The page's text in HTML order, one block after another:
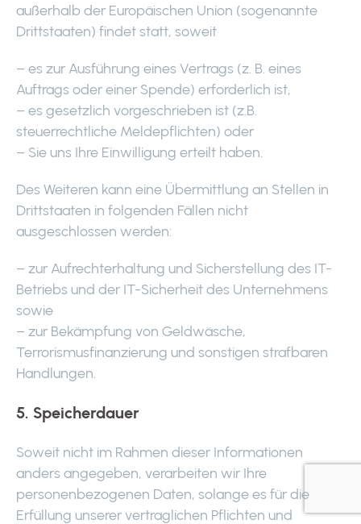
außerhalb der Europäischen Union (sogenannte
Drittstaaten) findet statt, soweit
– es zur Ausführung eines Vertrags (z. B. eines
Auftrags oder einer Spende) erforderlich ist,
– es gesetzlich vorgeschrieben ist (z.B.
steuerrechtliche Meldepflichten) oder
– Sie uns Ihre Einwilligung erteilt haben.
Des Weiteren kann eine Übermittlung an Stellen in
Drittstaaten in folgenden Fällen nicht
ausgeschlossen werden:
– zur Aufrechterhaltung und Sicherstellung des IT-
Betriebs und der IT-Sicherheit des Unternehmens
sowie
– zur Bekämpfung von Geldwäsche,
Terrorismusfinanzierung und sonstigen strafbaren
Handlungen.
5. Speicherdauer
Soweit nicht im Rahmen dieser Informationen
anders angegeben, verarbeiten wir Ihre
personenbezogenen Daten, solange es für die
Erfüllung unserer vertraglichen Pflichten und